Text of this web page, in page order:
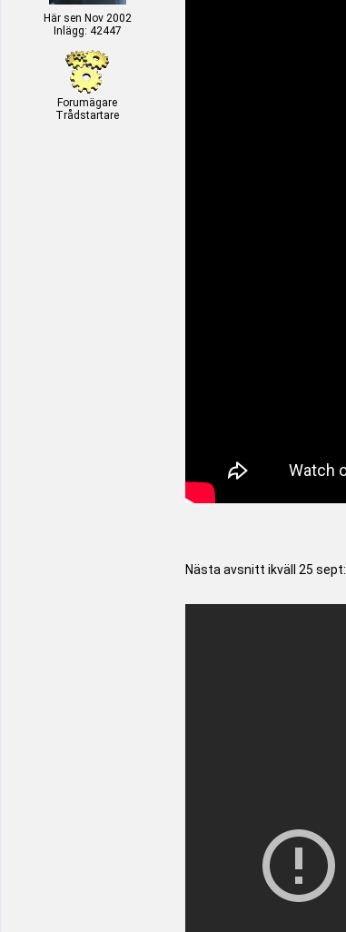
Här sen Nov 2002
Inlägg: 42447
Forumägare
Trådstartare
Nästa avsnitt ikväll 25 sept: